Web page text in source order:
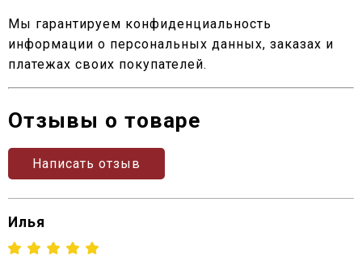
Мы гарантируем конфиденциальность
информации о персональных данных, заказах и
платежах своих покупателей.
Отзывы о товаре
Написать отзыв
Илья